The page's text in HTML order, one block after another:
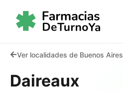
Ver localidades de Buenos Aires
Daireaux